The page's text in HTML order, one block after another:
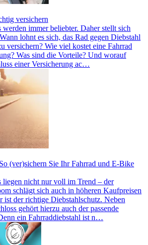
versichern
immer beliebter. Daher stellt sich
lohnt es sich, das Rad gegen Diebstahl
versichern? Wie viel kostet eine Fahrrad
Was sind die Vorteile? Und worauf
einer Versicherung ac…
(ver)sichern Sie Ihr Fahrrad und E-Bike
liegen nicht nur voll im Trend – der
schlägt sich auch in höheren Kaufpreisen
ist der richtige Diebstahlschutz. Neben
gehört hierzu auch der passende
ein Fahrrad­diebstahl ist n…